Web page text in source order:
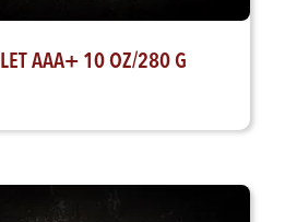
AAA+ 10 OZ/280 G